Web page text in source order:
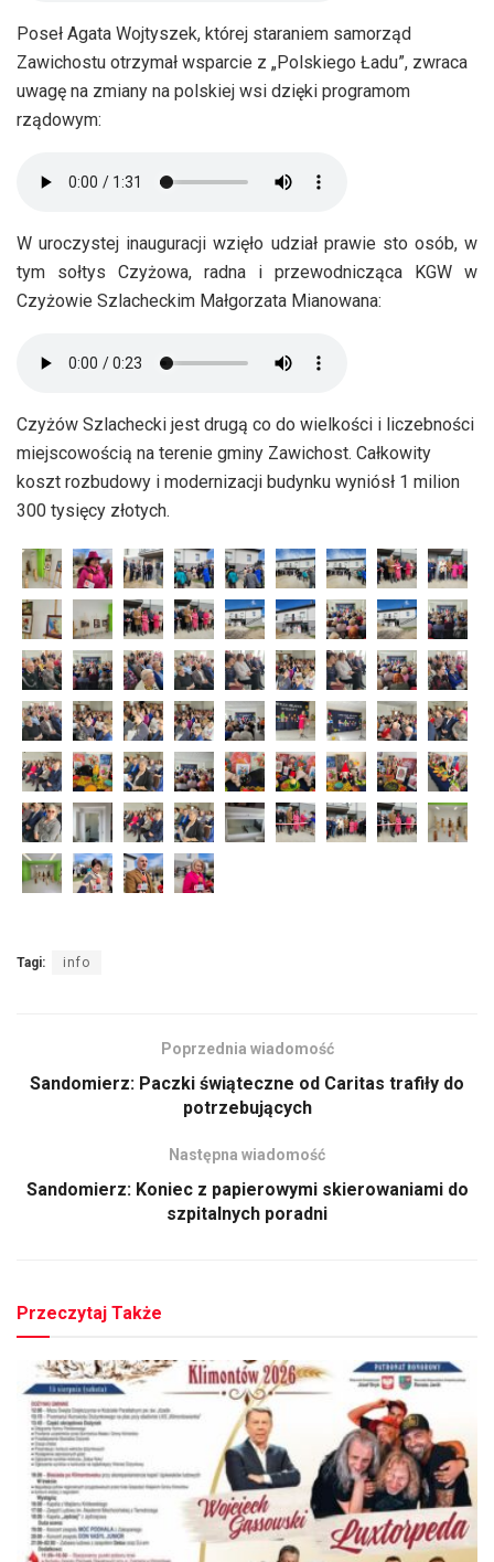
Poseł Agata Wojtyszek, której staraniem samorząd
Zawichostu otrzymał wsparcie z „Polskiego Ładu”, zwraca
uwagę na zmiany na polskiej wsi dzięki programom
rządowym:
W uroczystej inauguracji wzięło udział prawie sto osób, w
tym sołtys Czyżowa, radna i przewodnicząca KGW w
Czyżowie Szlacheckim Małgorzata Mianowana:
Czyżów Szlachecki jest drugą co do wielkości i liczebności
miejscowością na terenie gminy Zawichost. Całkowity
koszt rozbudowy i modernizacji budynku wyniósł 1 milion
300 tysięcy złotych.
Tagi: info
Poprzednia wiadomość
Sandomierz: Paczki świąteczne od Caritas trafiły do
potrzebujących
Następna wiadomość
Sandomierz: Koniec z papierowymi skierowaniami do
szpitalnych poradni
Przeczytaj Także